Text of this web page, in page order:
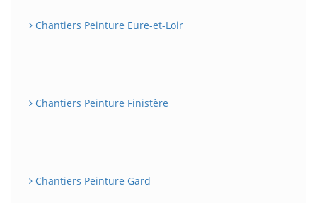
Chantiers Peinture Eure-et-Loir
Chantiers Peinture Finistère
Chantiers Peinture Gard